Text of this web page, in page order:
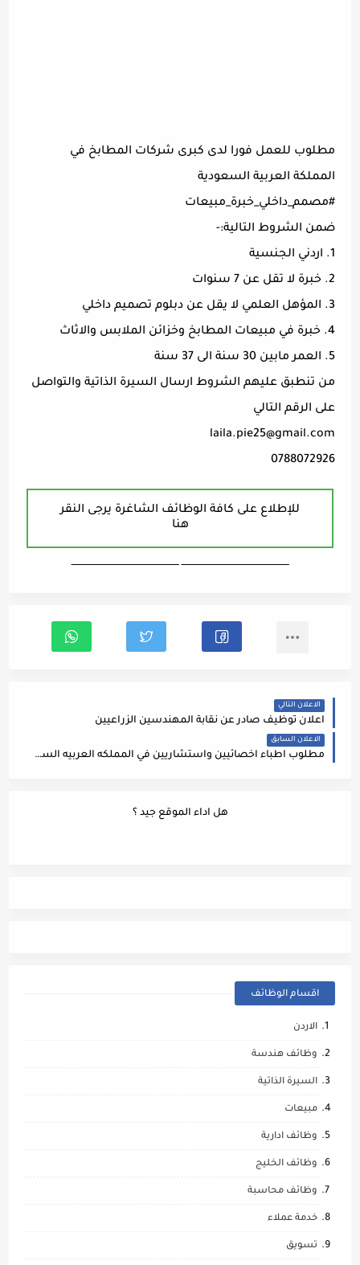
مطلوب للعمل فورا لدى كبرى شركات المطابخ في
المملكة العربية السعودية
#مصمم_داخلي_خبرة_مبيعات
ضمن الشروط التالية:-
1. اردني الجنسية
2. خبرة لا تقل عن 7 سنوات
3. المؤهل العلمي لا يقل عن دبلوم تصميم داخلي
4. خبرة في مبيعات المطابخ وخزائن الملابس والاثاث
5. العمر مابين 30 سنة الى 37 سنة
من تنطبق عليهم الشروط ارسال السيرة الذاتية والتواصل
على الرقم التالي
laila.pie25@gmail.com
0788072926
للإطلاع على كافة الوظائف الشاغرة يرجى النقر
هنا
ـــــــــــــــــــــــــــــــــــــــــــــــــــــــــــــــــــ ـــــــــــــــــــــــــــــــــــــــــــــــــــــــــــــــــــ
الاعلان التالي
اعلان توظيف صادر عن نقابة المهندسين الزراعيين
الاعلان السابق
مطلوب اطباء اخصائيين واستشاريين في المملكه العربيه السعوديه – تبوك المقابلات بتاريخ 29-30/9/2024
هل اداء الموقع جيد ؟
اقسام الوظائف
الاردن
وظائف هندسة
السيرة الذاتية
مبيعات
وظائف ادارية
وظائف الخليج
وظائف محاسبة
خدمة عملاء
تسويق